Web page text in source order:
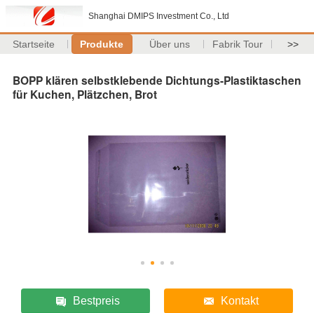
Shanghai DMIPS Investment Co., Ltd
Startseite Produkte Über uns Fabrik Tour >>
BOPP klären selbstklebende Dichtungs-Plastiktaschen
für Kuchen, Plätzchen, Brot
Bestpreis Kontakt